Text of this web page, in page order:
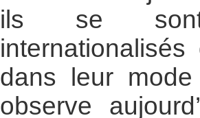
ils se sont
dans leur
observe